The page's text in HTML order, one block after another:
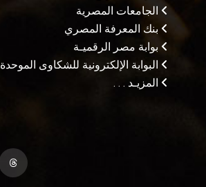
الجامعات المصرية
بنك المعرفة المصري
بوابة مصر الرقميـة
البوابة الإلكترونية للشكاوى الموحدة
المزيـد . . .